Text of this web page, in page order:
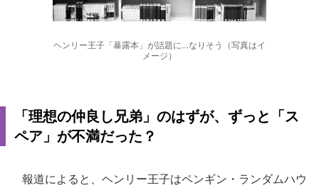
ヘンリー王子「暴露本」が話題に…なりそう（写真はイ
メージ）
「理想の仲良し兄弟」のはずが、ずっと「ス
ペア」が不満だった？
報道によると、ヘンリー王子はペンギン・ランダムハウ